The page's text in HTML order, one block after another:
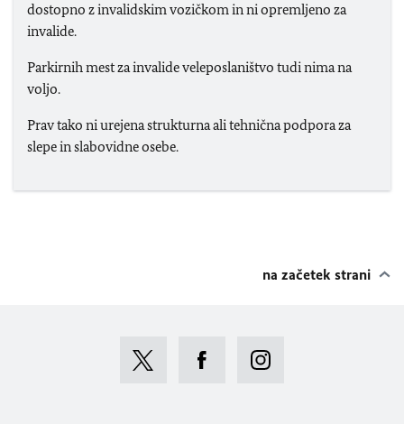
dostopno z invalidskim vozičkom in ni opremljeno za
invalide.
Parkirnih mest za invalide veleposlaništvo tudi nima na
voljo.
Prav tako ni urejena strukturna ali tehnična podpora za
slepe in slabovidne osebe.
na začetek strani